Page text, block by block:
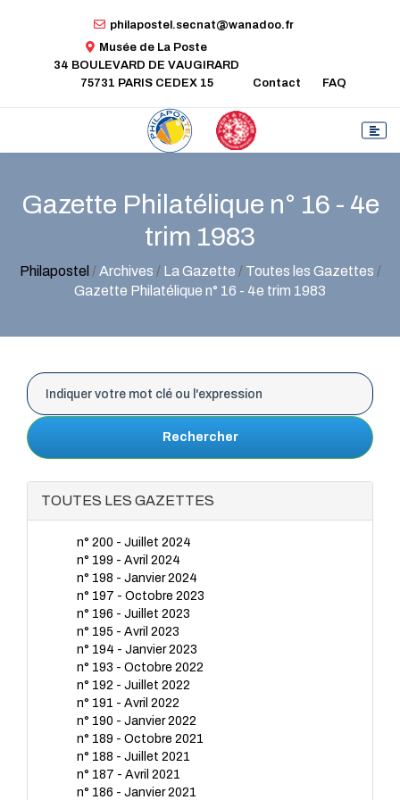
philapostel.secnat@wanadoo.fr
Musée de La Poste
34 BOULEVARD DE VAUGIRARD
75731 PARIS CEDEX 15
Contact FAQ
Gazette Philatélique n° 16 - 4e
trim 1983
Philapostel /Archives / La Gazette / Toutes les Gazettes /
Gazette Philatélique n° 16 - 4e trim 1983
Rechercher
TOUTES LES GAZETTES
n° 200 - Juillet 2024
n° 199 - Avril 2024
n° 198 - Janvier 2024
n° 197 - Octobre 2023
n° 196 - Juillet 2023
n° 195 - Avril 2023
n° 194 - Janvier 2023
n° 193 - Octobre 2022
n° 192 - Juillet 2022
n° 191 - Avril 2022
n° 190 - Janvier 2022
n° 189 - Octobre 2021
n° 188 - Juillet 2021
n° 187 - Avril 2021
n° 186 - Janvier 2021